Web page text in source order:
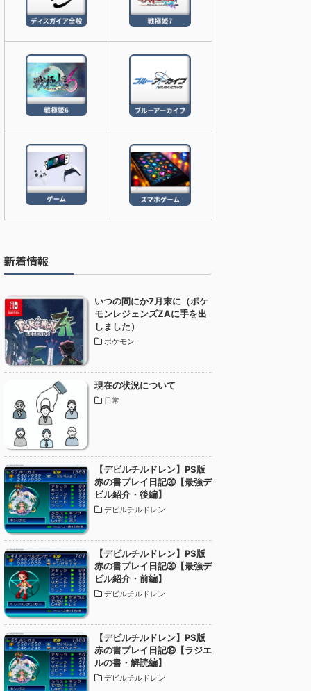
新着情報
いつの間にか7月末に（ポケ
モンレジェンズZAに手を出
しました）
ポケモン
現在の状況について
日常
【デビルチルドレン】PS版
赤の書プレイ日記⑳【最強デ
ビル紹介・後編】
デビルチルドレン
【デビルチルドレン】PS版
赤の書プレイ日記⑳【最強デ
ビル紹介・前編】
デビルチルドレン
【デビルチルドレン】PS版
赤の書プレイ日記⑲【ラジエ
ルの書・解読編】
デビルチルドレン